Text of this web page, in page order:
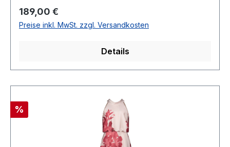
ArmRückenteil mit RVLängeninfo:
MidiGesamtlänge: 120 cm bei Gr. 36Länge ab
Taille: 78 cm bei Gr. 36Passform:
% ElasthanFutter: 100 % PolyesterNicht
Trocknergeeignet - chemische ReinigungModell
Regulärer Preis:
189,00 €
Preise inkl. MwSt. zzgl. Versandkosten
Details
Rabatt
%